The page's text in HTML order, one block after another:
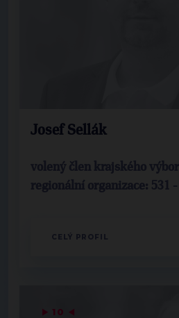
Josef Sellák
volený člen krajského
regionální organizace: 531
CELÝ PROFIL
▶ 10 ◀